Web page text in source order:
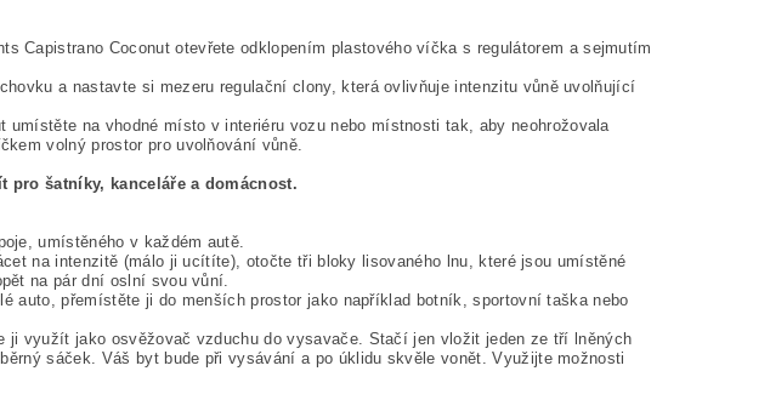
Capistrano Coconut otevřete odklopením plastového víčka s regulátorem a sejmutím
a nastavte si mezeru regulační clony, která ovlivňuje intenzitu vůně uvolňující
umístěte na vhodné místo v interiéru vozu nebo místnosti tak, aby neohrožovala
volný prostor pro uvolňování vůně.
pro šatníky, kanceláře a domácnost.
umístěného v každém autě.
na intenzitě (málo ji ucítíte), otočte tři bloky lisovaného lnu, které jsou umístěné
na pár dní oslní svou vůní.
auto, přemístěte ji do menších prostor jako například botník, sportovní taška nebo
využít jako osvěžovač vzduchu do vysavače. Stačí jen vložit jeden ze tří lněných
sáček. Váš byt bude při vysávání a po úklidu skvěle vonět. Využijte možnosti